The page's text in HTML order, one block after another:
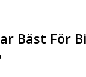
Bäst För